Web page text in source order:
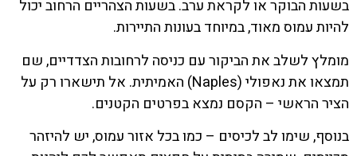
בשעות הבוקר או לקראת ערב. בשעות הצהריים הרחוב יכול
להיות עמוס מאוד, במיוחד בעונות התיירות.
מומלץ לשלב את הביקור עם כניסה לרחובות הצדדיים, שם
תמצאו את נאפולי (Naples) האמיתית. אל תישארו רק על
הציר הראשי – הקסם נמצא בפרטים הקטנים.
בנוסף, שימו לב לכיסים – כמו בכל אזור עמוס, יש להיזהר